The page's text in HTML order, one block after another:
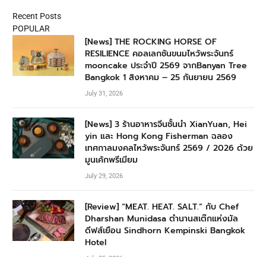
Recent Posts
POPULAR
[News] THE ROCKING HORSE OF
RESILIENCE คอลเลกชันขนมไหว้พระจันทร์
mooncake ประจำปี 2569 จากBanyan Tree
Bangkok 1 สิงหาคม – 25 กันยายน 2569
July 31, 2026
[News] 3 ร้านอาหารจีนชั้นนำ XianYuan, Hei
yin และ Hong Kong Fisherman ฉลอง
เทศกาลมงคลไหว้พระจันทร์ 2569 / 2026 ด้วย
มูนเค้กพรีเมียม
July 29, 2026
[Review] “MEAT. HEAT. SALT.” กับ Chef
Dharshan Munidasa ตำนานสเต๊กแห่งมัล
ดีฟส์เยือน Sindhorn Kempinski Bangkok
Hotel